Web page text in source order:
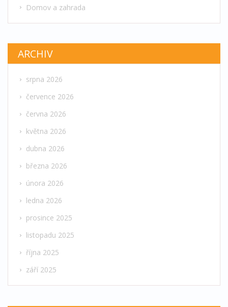
Domov a zahrada
ARCHIV
srpna 2026
července 2026
června 2026
května 2026
dubna 2026
března 2026
února 2026
ledna 2026
prosince 2025
listopadu 2025
října 2025
září 2025